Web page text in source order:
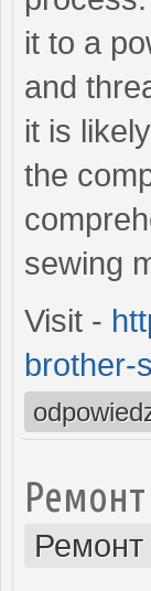
it to a
and
it is
the
sewing
Visit -
brother-